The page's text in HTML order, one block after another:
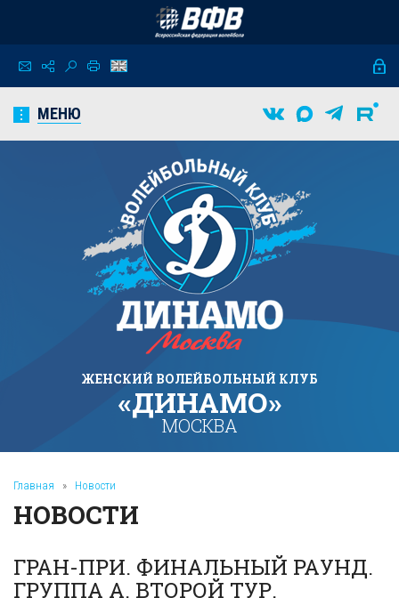
МЕНЮ
ЖЕНСКИЙ ВОЛЕЙБОЛЬНЫЙ КЛУБ
«ДИНАМО»
МОСКВА
Главная » Новости
НОВОСТИ
ГРАН-ПРИ. ФИНАЛЬНЫЙ РАУНД.
ГРУППА А. ВТОРОЙ ТУР.